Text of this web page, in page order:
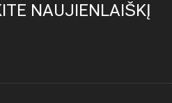
may
NAUJIENLAIŠKĮ